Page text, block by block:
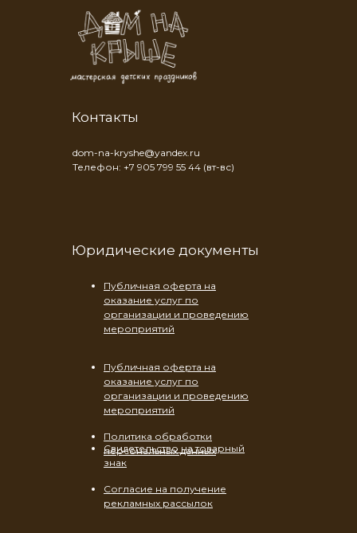
dom-na-kryshe@yandex.ru
Телефон: +7 905 799 55 44 (вт-вс)
Юридические документы
Контакты
Политика обработки
персональных данных
Согласие на получение
рекламных рассылок
Публичная оферта на
оказание услуг по
организации и проведению
мероприятий
Публичная оферта на
оказание услуг по
организации и проведению
мероприятий
Свидетельство на товарный
знак